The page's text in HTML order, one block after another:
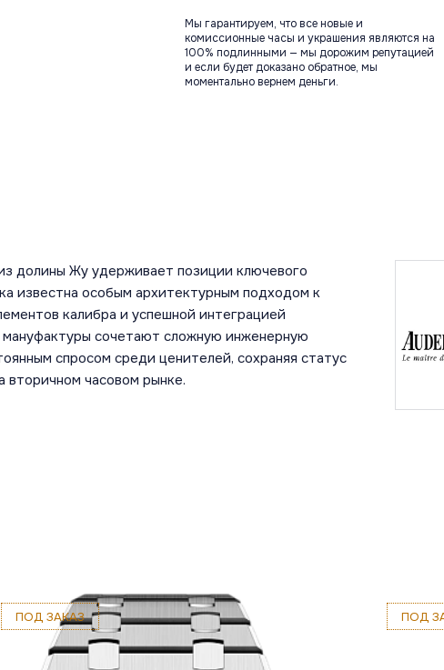
Мы гарантируем, что все новые и
комиссионные часы и украшения являются на
100% подлинными — мы дорожим репутацией
и если будет доказано обратное, мы
моментально вернем деньги.
долины Жу удерживает позиции ключевого
известна особым архитектурным подходом к
калибра и успешной интеграцией
мануфактуры сочетают сложную инженерную
спросом среди ценителей, сохраняя статус
вторичном часовом рынке.
ПОД ЗАКАЗ ПОД